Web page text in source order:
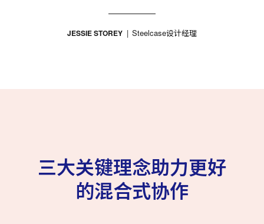
JESSIE STOREY Steelcase设计经理
三大关键理念助力更好
的混合式协作